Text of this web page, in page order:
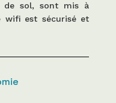
de sol, sont mis à
wifi est sécurisé et